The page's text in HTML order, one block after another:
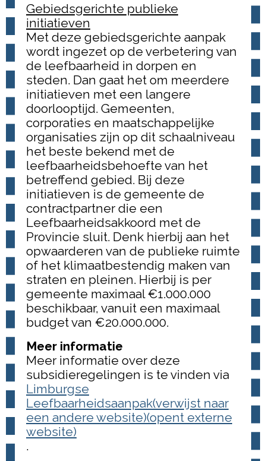
Gebiedsgerichte publieke
initiatieven
Met deze gebiedsgerichte aanpak
wordt ingezet op de verbetering van
de leefbaarheid in dorpen en
steden. Dan gaat het om meerdere
initiatieven met een langere
doorlooptijd. Gemeenten,
corporaties en maatschappelijke
organisaties zijn op dit schaalniveau
het beste bekend met de
leefbaarheidsbehoefte van het
betreffend gebied. Bij deze
initiatieven is de gemeente de
contractpartner die een
Leefbaarheidsakkoord met de
Provincie sluit. Denk hierbij aan het
opwaarderen van de publieke ruimte
of het klimaatbestendig maken van
straten en pleinen. Hierbij is per
gemeente maximaal €1.000.000
beschikbaar, vanuit een maximaal
budget van €20.000.000.
Meer informatie
Meer informatie over deze
subsidieregelingen is te vinden via
Limburgse
Leefbaarheidsaanpak(verwijst naar
een andere website)(opent externe
website)
.